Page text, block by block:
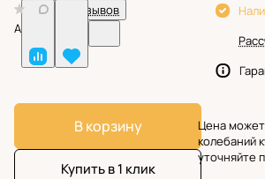
Нет отзывов
Арт.
В корзину
Купить в 1 клик
Цена может
колебаний
уточняйте